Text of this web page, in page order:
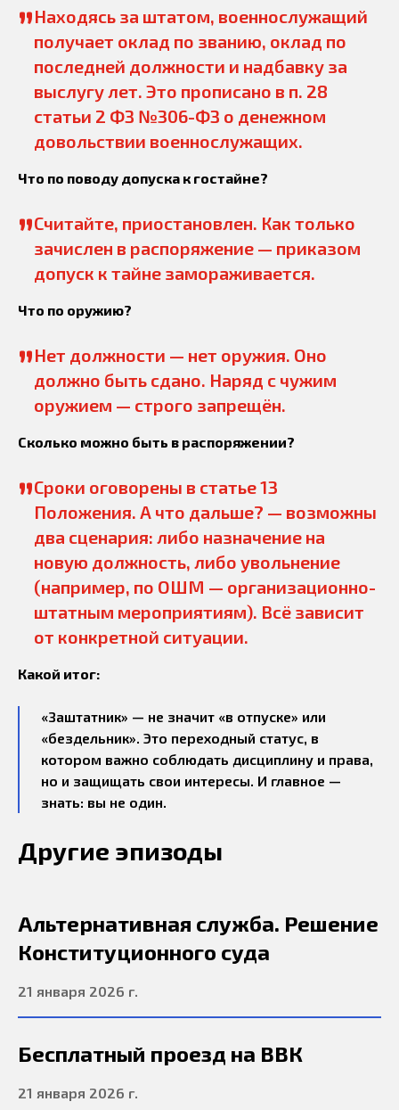
”Находясь за штатом, военнослужащий
получает оклад по званию, оклад по
последней должности и надбавку за
выслугу лет. Это прописано в п. 28
статьи 2 ФЗ №306-ФЗ о денежном
довольствии военнослужащих.
Что по поводу допуска к гостайне?
”Считайте, приостановлен. Как только
зачислен в распоряжение — приказом
допуск к тайне замораживается.
Что по оружию?
”Нет должности — нет оружия. Оно
должно быть сдано. Наряд с чужим
оружием — строго запрещён.
Сколько можно быть в распоряжении?
”Сроки оговорены в статье 13
Положения. А что дальше? — возможны
два сценария: либо назначение на
новую должность, либо увольнение
(например, по ОШМ — организационно-
штатным мероприятиям). Всё зависит
от конкретной ситуации.
Какой итог:
«Заштатник» — не значит «в отпуске» или
«бездельник». Это переходный статус, в
котором важно соблюдать дисциплину и права,
но и защищать свои интересы. И главное —
знать: вы не один.
Другие эпизоды
Альтернативная служба. Решение
Конституционного суда
21 января 2026 г.
Бесплатный проезд на ВВК
21 января 2026 г.